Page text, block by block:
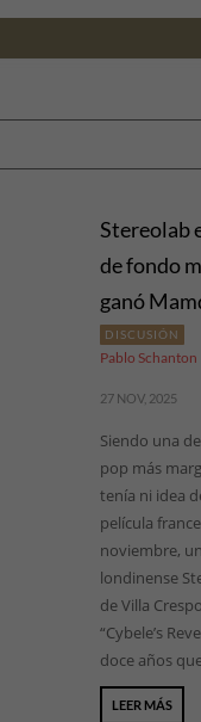
Stereolab
de fondo
ganó
DISCUSIÓN
Pablo Schanton
27 NOV, 2025
Siendo una
pop más
tenía ni idea
película
noviembre,
londinense
de Villa
“Cybele’s
doce años
LEER MÁS